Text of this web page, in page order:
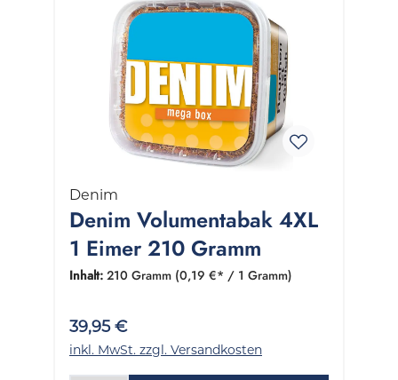
Denim
Denim Volumentabak 4XL
1 Eimer 210 Gramm
Inhalt: 210 Gramm (0,19 €* / 1 Gramm)
39,95 €
inkl. MwSt. zzgl. Versandkosten